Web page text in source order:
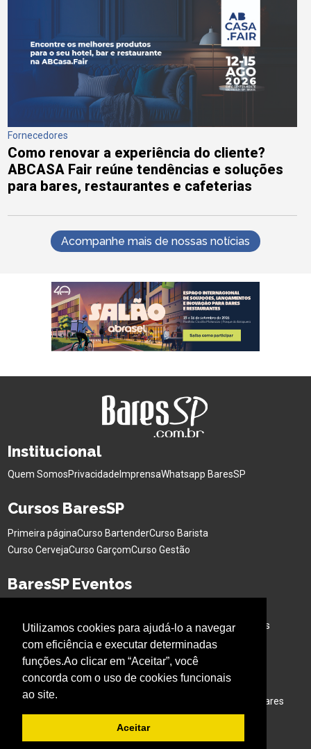
Utilizamos cookies para ajudá-lo a navegar
com eficiência e executar determinadas
funções.Ao clicar em “Aceitar”, você
concorda com o uso de cookies funcionais
ao site.
Aceitar
Fornecedores
Como renovar a experiência do cliente?
ABCASA Fair reúne tendências e soluções
para bares, restaurantes e cafeterias
Acompanhe mais de nossas notícias
Institucional
Quem SomosPrivacidade ImprensaWhatsapp BaresSP
Cursos BaresSP
Primeira páginaCurso BartenderCurso Barista
Curso CervejaCurso GarçomCurso Gestão
BaresSP Eventos
Cervejas EspeciaisWorkshops InterativoBuffet para Eventos
Bar Nas AlturasCaminhão para Eventos
Nossos Projetos
Experiência Gastronômica Ativação em Bares
Acompanhe o BARESSP